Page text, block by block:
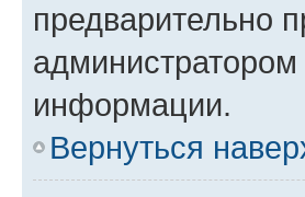
предварительно
информации.
Вернуться